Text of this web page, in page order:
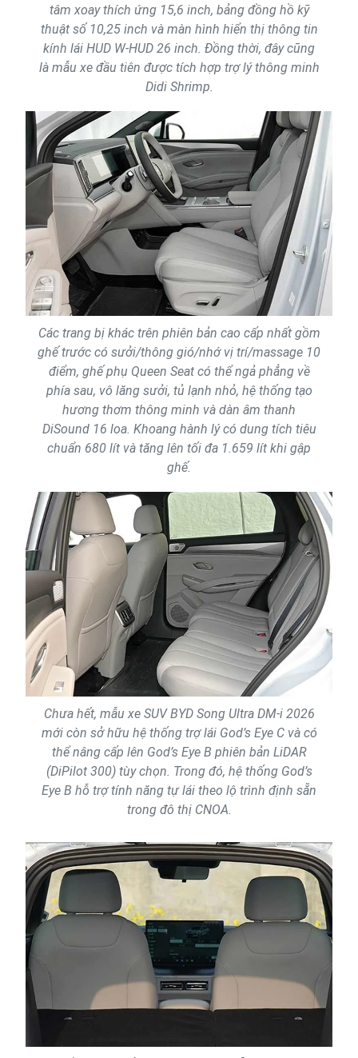
tâm xoay thích ứng 15,6 inch, bảng đồng hồ kỹ
thuật số 10,25 inch và màn hình hiển thị thông tin
kính lái HUD W-HUD 26 inch. Đồng thời, đây cũng
là mẫu xe đầu tiên được tích hợp trợ lý thông minh
Didi Shrimp.
Các trang bị khác trên phiên bản cao cấp nhất gồm
ghế trước có sưởi/thông gió/nhớ vị trí/massage 10
điểm, ghế phụ Queen Seat có thể ngả phẳng về
phía sau, vô lăng sưởi, tủ lạnh nhỏ, hệ thống tạo
hương thơm thông minh và dàn âm thanh
DiSound 16 loa. Khoang hành lý có dung tích tiêu
chuẩn 680 lít và tăng lên tối đa 1.659 lít khi gập
ghế.
Chưa hết, mẫu xe SUV BYD Song Ultra DM-i 2026
mới còn sở hữu hệ thống trợ lái God’s Eye C và có
thể nâng cấp lên God’s Eye B phiên bản LiDAR
(DiPilot 300) tùy chọn. Trong đó, hệ thống God’s
Eye B hỗ trợ tính năng tự lái theo lộ trình định sẵn
trong đô thị CNOA.